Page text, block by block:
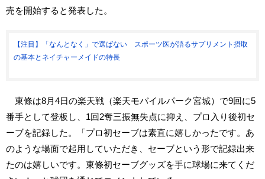
売を開始すると発表した。
【注目】「なんとなく」で選ばない スポーツ医が語るサプリメント摂取
の基本とネイチャーメイドの特長
東條は8月4日の楽天戦（楽天モバイルパーク宮城）で9回に5
番手として登板し、1回2奪三振無失点に抑え、プロ入り後初セ
ーブを記録した。「プロ初セーブは素直に嬉しかったです。あ
のような場面で起用していただき、セーブという形で記録出来
たのは嬉しいです。東條初セーブグッズを手に球場に来てくだ